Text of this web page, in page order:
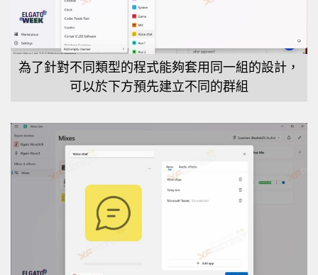
為了針對不同類型的程式能夠套用同一組的設計，
可以於下方預先建立不同的群組